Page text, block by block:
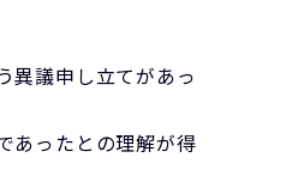
異議申し立てがあっ
あったとの理解が得